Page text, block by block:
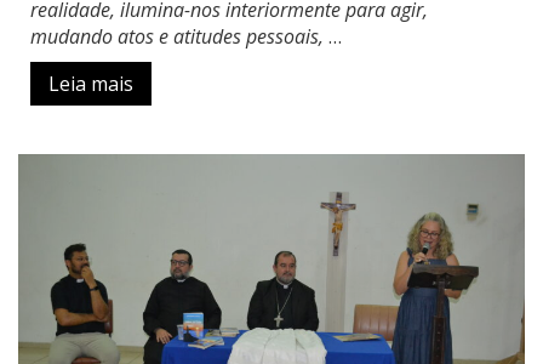
realidade, ilumina-nos interiormente para agir,
mudando atos e atitudes pessoais, …
Leia mais